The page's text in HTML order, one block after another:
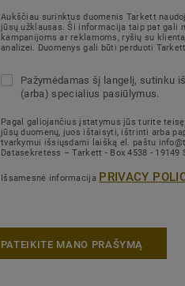
Aukščiau surinktus duomenis Tarkett
jūsų užklausas. Ši informacija taip pat gali
kampanijoms ar reklamoms, ryšių su
analizei. Duomenys gali būti perduoti
Pažymėdamas šį langelį, sutinku
(arba) specialius pasiūlymus.
Pagal galiojančius įstatymus jūs turite
jūsų duomenų, juos ištaisyti, ištrinti arba
tvarkymui išsiųsdami laišką el. paštu
Datasekretess – Tarkett - Box 4538 - 19149
Išsamesnė informacija PRIVACY
PATEIKITE MANO PRAŠYMĄ